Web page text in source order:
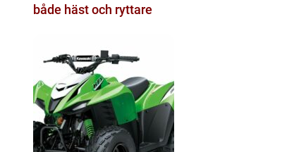
både häst och ryttare